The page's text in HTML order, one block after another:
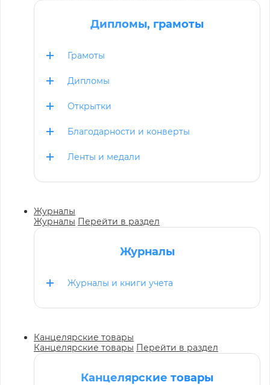
Дипломы, грамоты
Грамоты
Дипломы
Открытки
Благодарности и конверты
Ленты и медали
Журналы
Журналы Перейти в раздел
Журналы
Журналы и книги учета
Канцелярские товары
Канцелярские товары Перейти в раздел
Канцелярские товары